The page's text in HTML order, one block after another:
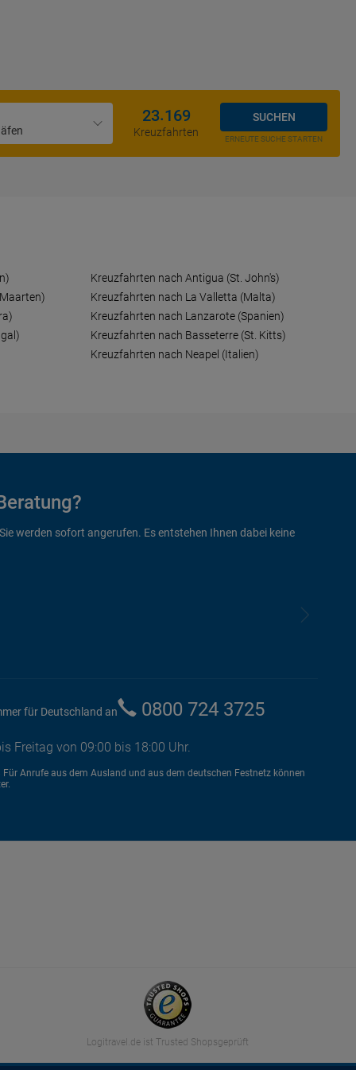
23.169
Kreuzfahrten
SUCHEN
ERNEUTE SUCHE STARTEN
Kreuzfahrten nach Antigua (St. John's)
Kreuzfahrten nach La Valletta (Malta)
Kreuzfahrten nach Lanzarote (Spanien)
Kreuzfahrten nach Basseterre (St. Kitts)
Kreuzfahrten nach Neapel (Italien)
werden sofort angerufen. Es entstehen Ihnen dabei keine
für Deutschland an 0800 724 3725
Freitag von 09:00 bis 18:00 Uhr.
Anrufe aus dem Ausland und aus dem deutschen Festnetz können
Logitravel.de ist Trusted Shopsgeprüft